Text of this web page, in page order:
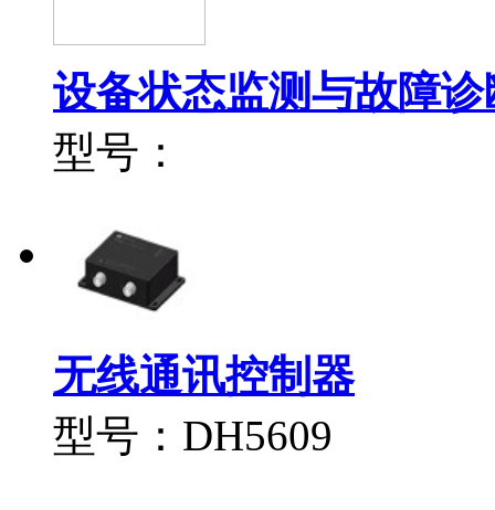
设备状态监测与故障
型号：
无线通讯控制器
型号：DH5609